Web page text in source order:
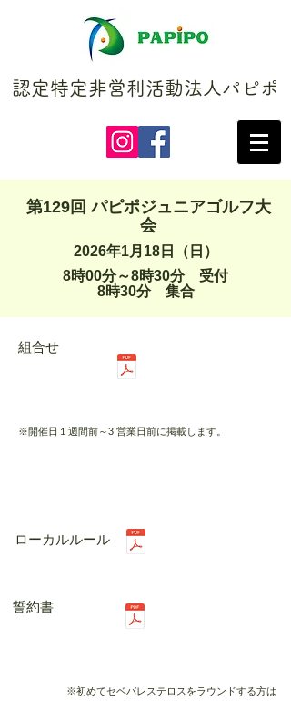
認定特定非営利活動法人パピポ
第129回 パピポジュニアゴルフ大
会
2026年1月18日（日）
8時00分～8時30分 受付
​8時30分 集合
組合せ
※開催日１週間前～3 営業日前に掲載します。
ローカルルール
誓約書
※初めてセベバレステロスをラウンドする方は